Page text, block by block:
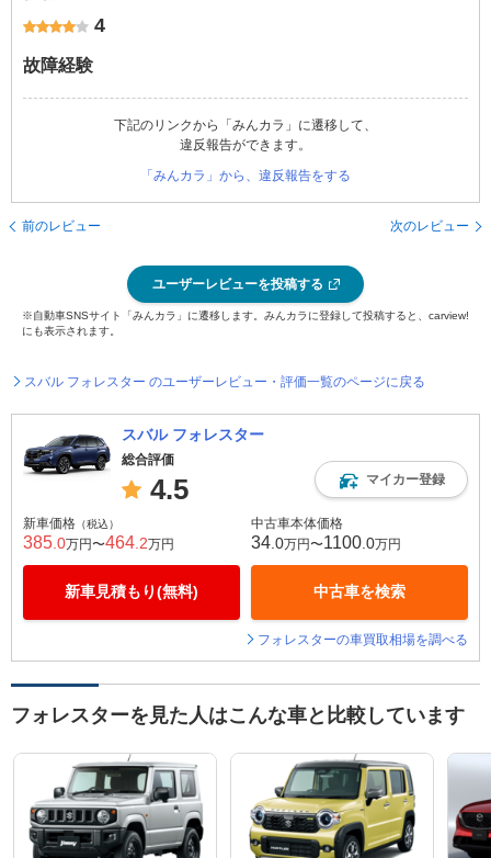
4
故障経験
下記のリンクから「みんカラ」に遷移して、
違反報告ができます。
「みんカラ」から、違反報告をする
前のレビュー 次のレビュー
ユーザーレビューを投稿する
※自動車SNSサイト「みんカラ」に遷移します。みんカラに登録して投稿すると、carview!
にも表示されます。
スバル フォレスター のユーザーレビュー・評価一覧のページに戻る
スバル フォレスター
総合評価
4.5 マイカー登録
新車価格 （税込）
385 .0万円〜464 .2万円
新車見積もり(無料)
中古車本体価格
34 .0万円〜1100 .0万円
中古車を検索
フォレスターの車買取相場を調べる
フォレスターを見た人はこんな車と比較しています